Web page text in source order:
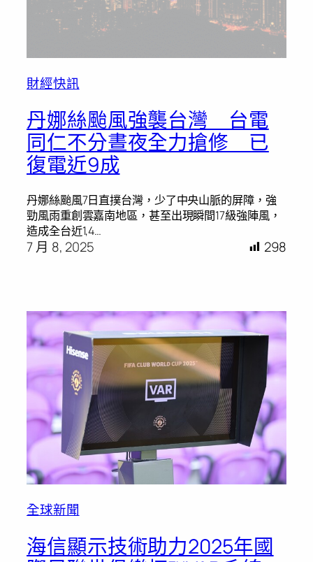
財經快訊
丹娜絲颱風強襲台灣 台電
同仁不分晝夜全力搶修 已
復電近9成
丹娜絲颱風7日直撲台灣，少了中央山脈的屏障，強
勁風雨重創雲嘉南地區，甚至出現瞬間17級強陣風，
造成全台近1,4…
7 月 8, 2025 298
全球新聞
海信顯示技術助力2025年國